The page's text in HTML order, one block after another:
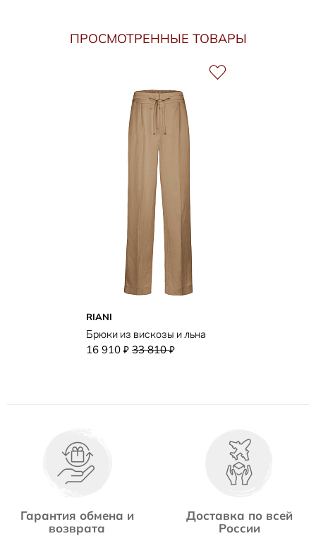
ПРОСМОТРЕННЫЕ ТОВАРЫ
RIANI
Брюки из вискозы и льна
16 910 ₽ 33 810₽
Гарантия обмена и
возврата
Доставка по всей
России